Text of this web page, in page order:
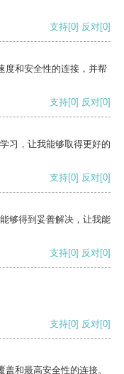
支持[0] 反对[0]
度和安全性的连接，并帮
支持[0] 反对[0]
习，让我能够取得更好的
支持[0] 反对[0]
够得到妥善解决，让我能
支持[0] 反对[0]
支持[0] 反对[0]
和最高安全性的连接。